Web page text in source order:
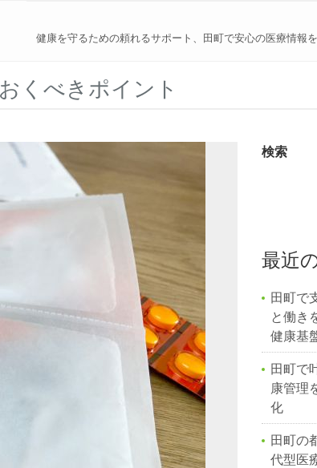
健康を守るための頼れるサポート、田町で安心の医療情報
くべきポイント
検索
最近
田町で
と働き
健康基
田町で
康管理
化
田町の
代型医